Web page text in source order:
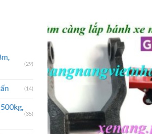
(29)
(14)
(35)